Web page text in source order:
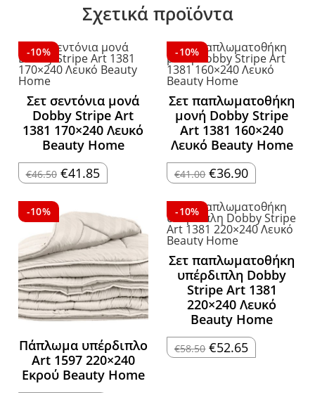
Σχετικά προϊόντα
-10%
Σετ σεντόνια μονά
Dobby Stripe Art
1381 170×240 Λευκό
Beauty Home
€46.50 Original
price
€41.85Η
τρέχουσα
€41.85.
-10%
Σετ παπλωματοθήκη
μονή Dobby Stripe
Art 1381 160×240
Λευκό Beauty Home
€41.00 Original
price
€41.00.
€36.90Η
τρέχουσα
είναι:
€36.90.
-10%
Πάπλωμα υπέρδιπλο
Art 1597 220×240
Εκρού Beauty Home
-10%
Σετ παπλωματοθήκη
υπέρδιπλη Dobby
Stripe Art 1381
220×240 Λευκό
Beauty Home
€58.50 Original
price
€52.65 Η
τρέχουσα